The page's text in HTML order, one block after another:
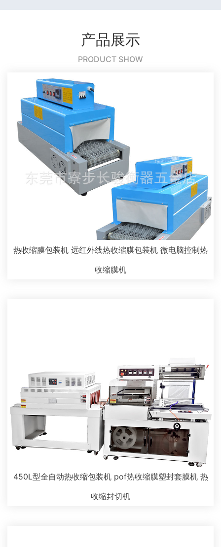
产品展示
PRODUCT SHOW
热收缩膜包装机 远红外线热收缩膜包装机 微电脑控制热
收缩膜机
450L型全自动热收缩包装机 pof热收缩膜塑封套膜机 热
收缩封切机